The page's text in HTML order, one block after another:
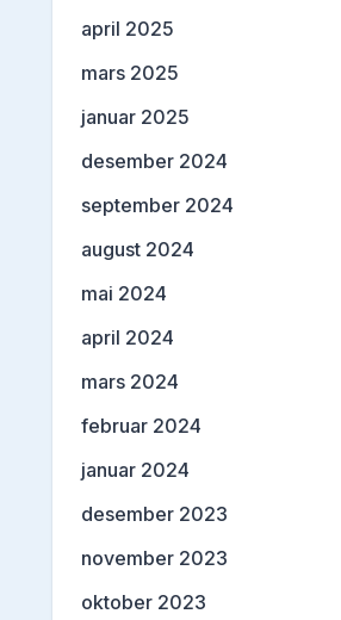
april 2025
mars 2025
januar 2025
desember 2024
september 2024
august 2024
mai 2024
april 2024
mars 2024
februar 2024
januar 2024
desember 2023
november 2023
oktober 2023